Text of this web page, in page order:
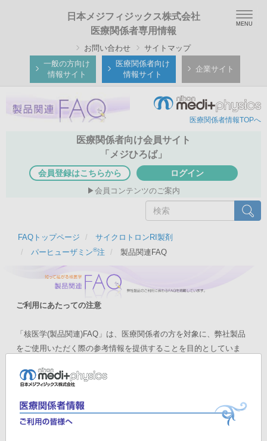
日本メジフィジックス株式会社
医療関係者専用情報
お問い合わせ
サイトマップ
一般の方向け
情報サイト
医療関係者向け
情報サイト
企業サイト
医療関係者情報TOPへ
医療関係者向け会員サイト
「メジひろば」
会員登録はこちらから ログイン
会員コンテンツのご案内
索
検索
FAQトップページ
サイクロトロンRI製剤
パーヒューザミン®注 製品関連FAQ
ご利用にあたっての注意
「核医学(製品関連)FAQ」は、医療関係者の方を対象に、弊社製品
をご使用いただく際の参考情報を提供することを目的としていま
ご使用者の判断と責任においてご活用いただき、その結果について
製品のご使用にあたっては、最新の添付文書をご確認いただきます
ようお願いします。